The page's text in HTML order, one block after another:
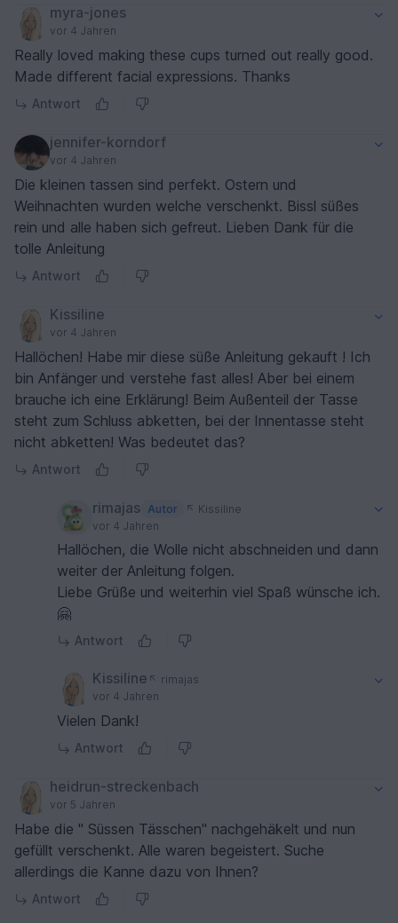
Ich freue mich sehr über eine Antwort von dir.
Liebe Grüße aus Hannover
myra-jones
vor 4 Jahren
Really loved making these cups turned out really good.
Made different facial expressions. Thanks
Antwort
jennifer-korndorf
vor 4 Jahren
Die kleinen tassen sind perfekt. Ostern und
Weihnachten wurden welche verschenkt. Bissl süßes
rein und alle haben sich gefreut. Lieben Dank für die
tolle Anleitung
Antwort
Kissiline
vor 4 Jahren
Hallöchen! Habe mir diese süße Anleitung gekauft ! Ich
bin Anfänger und verstehe fast alles! Aber bei einem
brauche ich eine Erklärung! Beim Außenteil der Tasse
steht zum Schluss abketten, bei der Innentasse steht
nicht abketten! Was bedeutet das?
Antwort
rimajas Autor
Kissiline
vor 4 Jahren
Hallöchen, die Wolle nicht abschneiden und dann
weiter der Anleitung folgen.
Liebe Grüße und weiterhin viel Spaß wünsche ich.
🤗
Antwort
Kissiline
rimajas
vor 4 Jahren
Vielen Dank!
Antwort
heidrun-streckenbach
vor 5 Jahren
Habe die " Süssen Tässchen" nachgehäkelt und nun
gefüllt verschenkt. Alle waren begeistert. Suche
allerdings die Kanne dazu von Ihnen?
Antwort